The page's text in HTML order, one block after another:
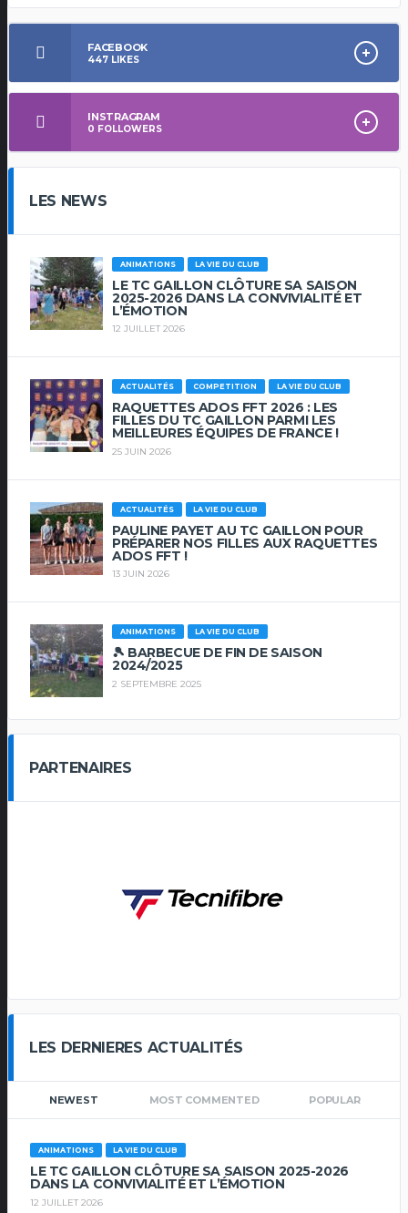
FACEBOOK
447 LIKES
INSTRAGRAM
0 FOLLOWERS
LES NEWS
ANIMATIONS LA VIE DU CLUB
LE TC GAILLON CLÔTURE SA SAISON
2025-2026 DANS LA CONVIVIALITÉ ET
L’ÉMOTION
12 JUILLET 2026
ACTUALITÉS COMPETITION LA VIE DU CLUB
RAQUETTES ADOS FFT 2026 : LES
FILLES DU TC GAILLON PARMI LES
MEILLEURES ÉQUIPES DE FRANCE !
25 JUIN 2026
ACTUALITÉS LA VIE DU CLUB
PAULINE PAYET AU TC GAILLON POUR
PRÉPARER NOS FILLES AUX RAQUETTES
ADOS FFT !
13 JUIN 2026
ANIMATIONS LA VIE DU CLUB
🎾 BARBECUE DE FIN DE SAISON
2024/2025
2 SEPTEMBRE 2025
PARTENAIRES
LES DERNIERES ACTUALITÉS
NEWEST MOST COMMENTED POPULAR
ANIMATIONS LA VIE DU CLUB
LE TC GAILLON CLÔTURE SA SAISON 2025-2026
DANS LA CONVIVIALITÉ ET L’ÉMOTION
12 JUILLET 2026